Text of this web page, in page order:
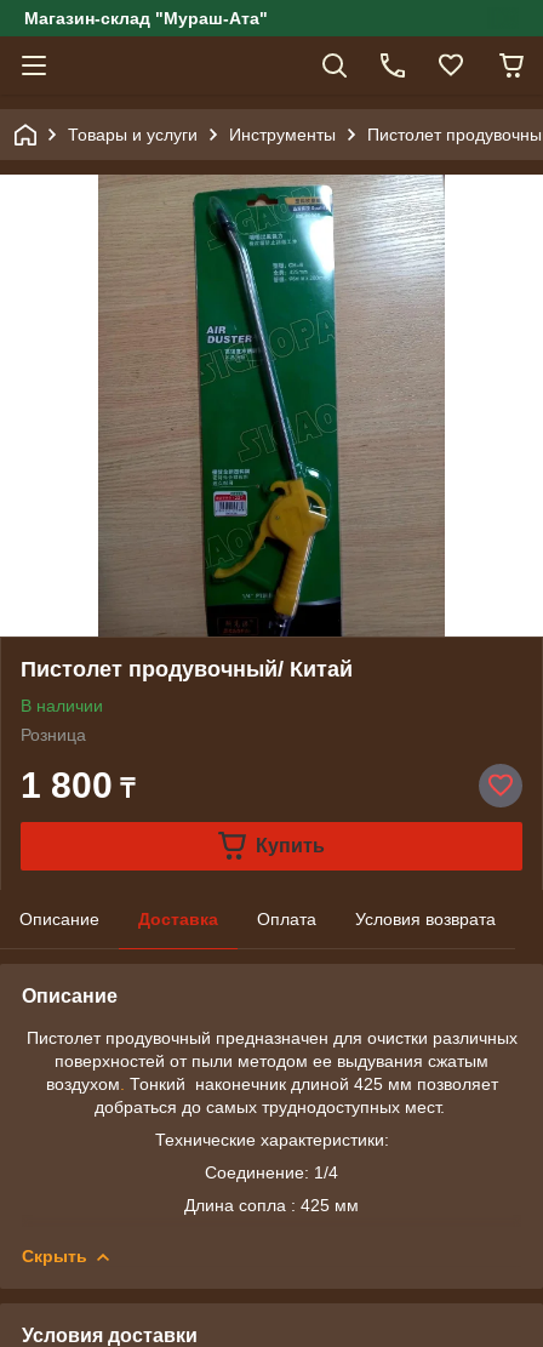
Магазин-склад "Мураш-Ата"
Товары и услуги Инструменты Пистолет
Пистолет продувочный/ Китай
В наличии
Розница
1 800 ₸
Купить
Описание Доставка Оплата Условия возврата
Описание
Пистолет продувочный предназначен для очистки различных
поверхностей от пыли методом ее выдувания сжатым
воздухом Тонкий наконечник длиной 425 мм позволяет
добраться до самых труднодоступных мест.
Технические характеристики:
Соединение: 1/4
Длина сопла : 425 мм
Скрыть
Условия доставки